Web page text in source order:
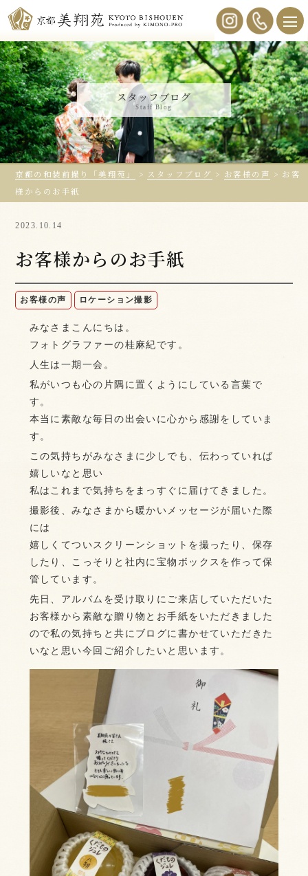
スタッフブログ
Staff Blog
京都の和装前撮り「美翔苑」 > スタッフブログ > お客様の声 > お客
様からのお手紙
2023.10.14
お客様からのお手紙
お客様の声 ロケーション撮影
みなさまこんにちは。
フォトグラファーの桂麻紀です。
人生は一期一会。
私がいつも心の片隅に置くようにしている言葉で
す。
本当に素敵な毎日の出会いに心から感謝をしていま
す。
この気持ちがみなさまに少しでも、伝わっていれば
嬉しいなと思い
私はこれまで気持ちをまっすぐに届けてきました。
撮影後、みなさまから暖かいメッセージが届いた際
には
嬉しくてついスクリーンショットを撮ったり、保存
したり、こっそりと社内に宝物ボックスを作って保
管しています。
先日、アルバムを受け取りにご来店していただいた
お客様から素敵な贈り物とお手紙をいただきました
ので私の気持ちと共にブログに書かせていただきた
いなと思い今回ご紹介したいと思います。